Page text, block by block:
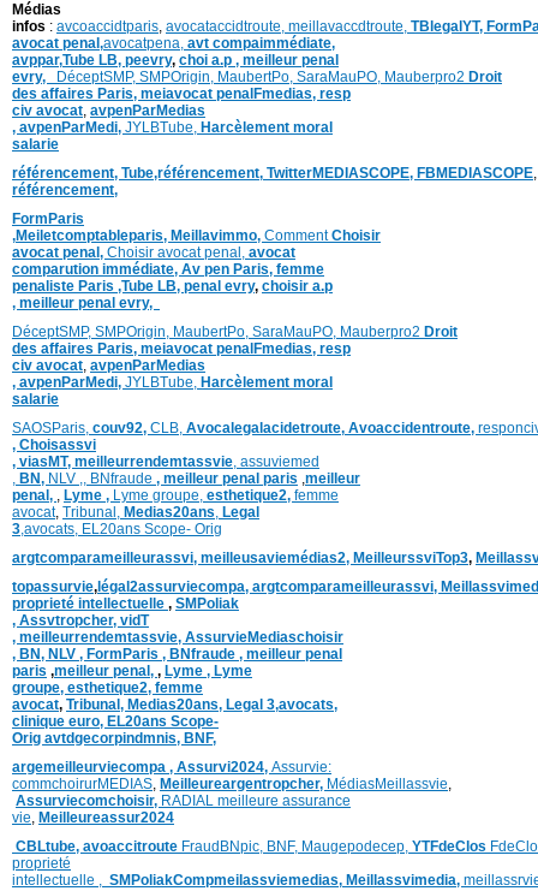
Médias
infos : avcoaccidtparis, avocataccidtroute, meillavaccdtroute, TBlegalYT,
avocat penal,avocatpena, avt compaimmédiate,
avppar,Tube LB, peevry, choi a.p , meilleur penal
evry,
DéceptSMP, SMPOrigin, MaubertPo, SaraMauPO, Mauberpro2 Droit
des affaires Paris, meiavocat penalFmedias, resp
civ avocat, avpenParMedias
, avpenParMedi, JYLBTube, Harcèlement moral
salarie
référencement, Tube,référencement, TwitterMEDIASCOPE, FBMEDIASCOPE
référencement,
FormParis
,Meiletcomptableparis, Meillavimmo, CommentChoisir
avocat penal, Choisir avocat penal, avocat
comparution immédiate, Av pen Paris, femme
penaliste Paris ,Tube LB, penal evry, choisir a.p
, meilleur penal evry,
DéceptSMP, SMPOrigin, MaubertPo, SaraMauPO, Mauberpro2 Droit
des affaires Paris, meiavocat penalFmedias, resp
civ avocat, avpenParMedias
, avpenParMedi, JYLBTube, Harcèlement moral
salarie
SAOSParis, couv92, CLB, Avocalegalacidetroute, Avoaccidentroute,
, Choisassvi
, viasMT, meilleurrendemtassvie, assuviemed
, BN, NLV ,, BNfraude , meilleur penal paris ,meilleur
penal, , Lyme , Lyme groupe, esthetique2, femme
avocat, Tribunal, Medias20ans, Legal
3,avocats, EL20ans Scope- Orig
argtcomparameilleurassvi, meilleusaviemédias2, MeilleurssviTop3,
topassurvie, légal2assurviecompa, argtcomparameilleurassvi,
proprieté intellectuelle , SMPoliak
, Assvtropcher, vidT
, meilleurrendemtassvie, AssurvieMediaschoisir
, BN, NLV , FormParis , BNfraude , meilleur penal
paris ,meilleur penal, , Lyme , Lyme
groupe, esthetique2, femme
avocat, Tribunal, Medias20ans, Legal 3,avocats,
clinique euro, EL20ans Scope-
Orig avtdgecorpindmnis, BNF,
argemeilleurviecompa , Assurvi2024, Assurvie:
commchoirurMEDIAS, Meilleureargentropcher, MédiasMeillassvie,
Assurviecomchoisir, RADIAL meilleure assurance
vie, Meilleureassur2024
CBLtube, avoaccitroute FraudBNpic, BNF, Maugepodecep, YTFdeClos
proprieté
intellectuelle , SMPoliakCompmeilassviemedias, Meillassvimedia,